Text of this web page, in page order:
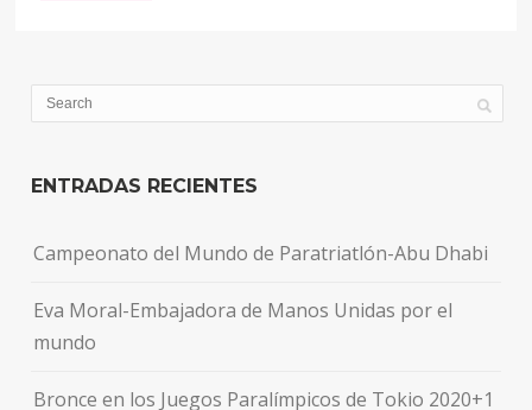
ENTRADAS RECIENTES
Campeonato del Mundo de Paratriatlón-Abu Dhabi
Eva Moral-Embajadora de Manos Unidas por el
mundo
Bronce en los Juegos Paralímpicos de Tokio 2020+1